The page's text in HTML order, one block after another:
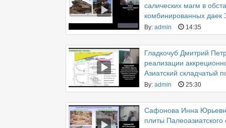
салических магм в
комбинированных
By: admin 14:35
Гладкочуб Дмитрий
реализации
Азиатский складчатый
By: admin 25:30
Сафонова Инна
плиты